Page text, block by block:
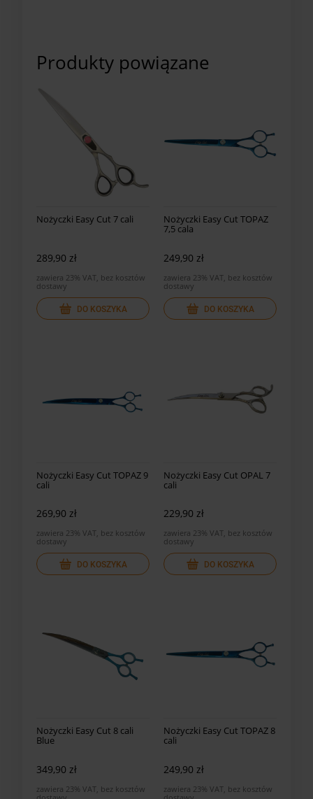
Produkty powiązane
Nożyczki Easy Cut 7 cali
289,90 zł
zawiera 23% VAT, bez kosztów
dostawy
DO KOSZYKA
Nożyczki Easy Cut TOPAZ
7,5 cala
249,90 zł
zawiera 23% VAT, bez kosztów
dostawy
DO KOSZYKA
Nożyczki Easy Cut TOPAZ 9
cali
269,90 zł
zawiera 23% VAT, bez kosztów
dostawy
DO KOSZYKA
Nożyczki Easy Cut OPAL 7
cali
229,90 zł
zawiera 23% VAT, bez kosztów
dostawy
DO KOSZYKA
Nożyczki Easy Cut 8 cali
Blue
349,90 zł
zawiera 23% VAT, bez kosztów
Nożyczki Easy Cut TOPAZ 8
cali
249,90 zł
zawiera 23% VAT, bez kosztów